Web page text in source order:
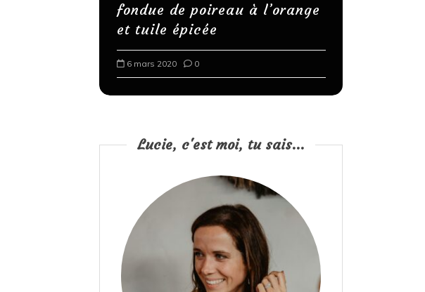
fondue de poireau à l’orange
et tuile épicée
6 mars 2020 0
Lucie, c'est moi, tu sais...